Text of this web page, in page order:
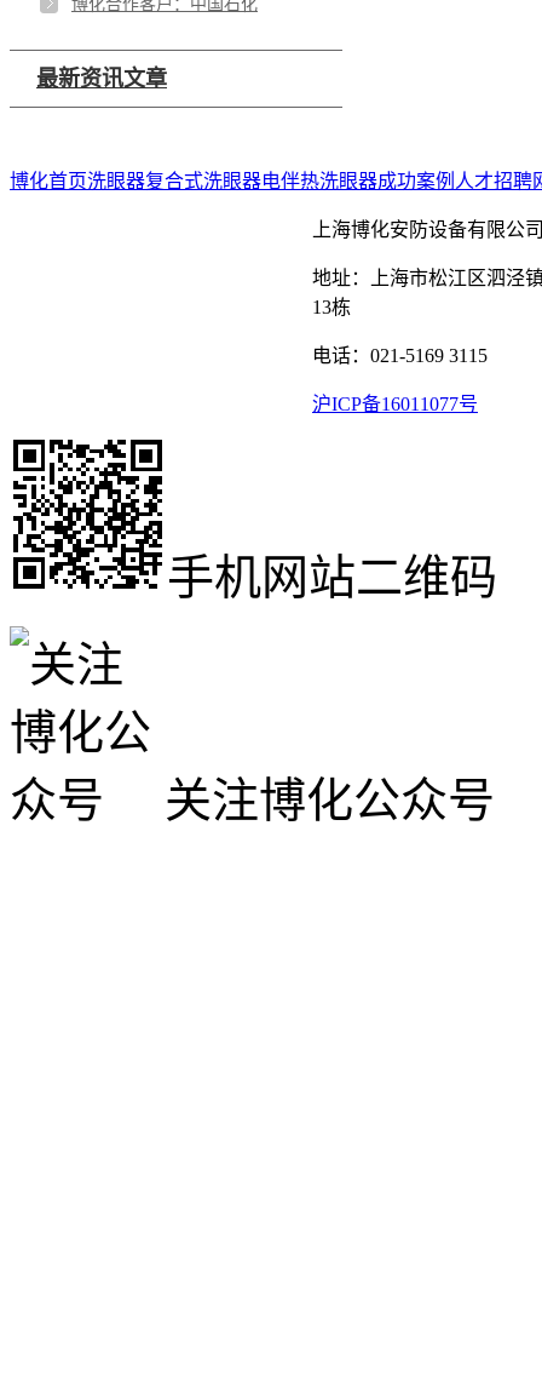
博化合作客户：中国石化
最新资讯文章
博化首页洗眼器复合式洗眼器电伴热洗眼器成功案例 人才招聘
上海博化安防设备有限公
地址：上海市松江区泗泾
13栋
电话：021-5169 3115
沪ICP备16011077号
手机网站二维码
关注博化公众号